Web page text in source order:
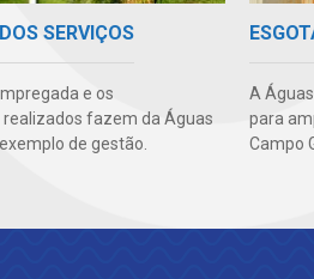
SERVIÇOS
e os
fazem da Águas
de gestão.
A
para
Campo